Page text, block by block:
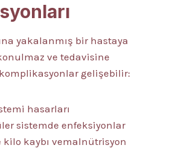
yakalanmış bir hastaya
ve tedavisine
gelişebilir:
hasarları
sistemde enfeksiyonlar
kilo kaybı vemalnütrisyon